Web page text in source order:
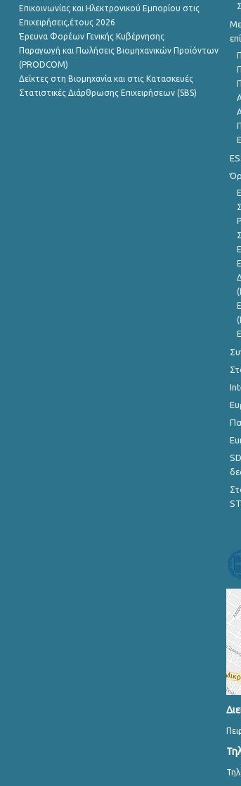
Επικοινωνίας και Ηλεκτρονικού Εμπορίου στις
Επιχειρήσεις,έτους 2026
Έρευνα Φορέων Γενικής Κυβέρνησης
Παραγωγή και Πωλήσεις Βιομηχανικών Προϊόντων
(PRODCOM)
Δείκτες στη Βιομηχανία και στις Κατασκευές
Στατιστικές Διάρθρωσης Επιχειρήσεων (SBS)